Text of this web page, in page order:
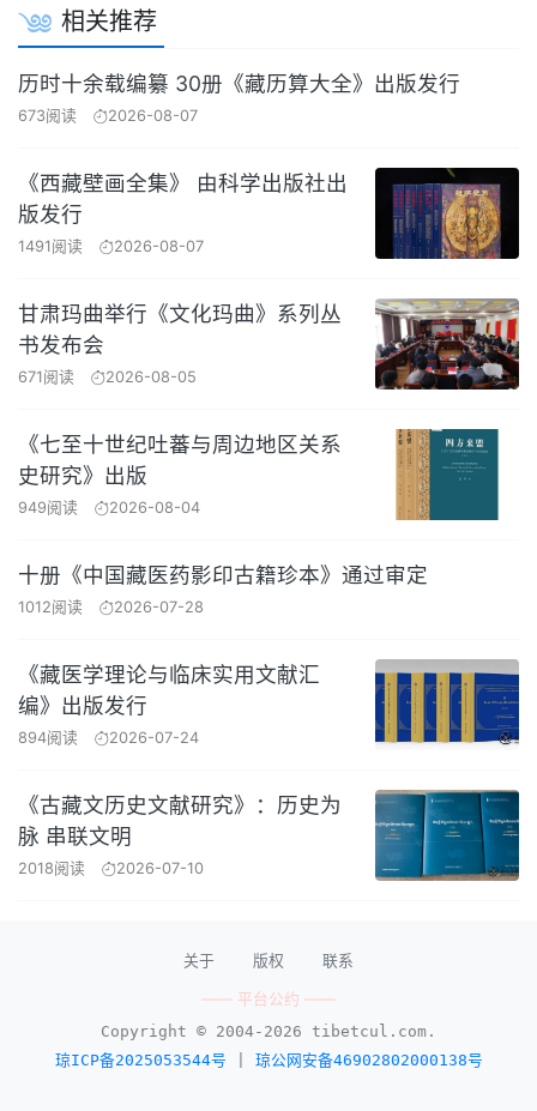
相关推荐
历时十余载编纂 30册《藏历算大全》出版发行
673阅读 2026-08-07
《西藏壁画全集》 由科学出版社出
版发行
1491阅读 2026-08-07
甘肃玛曲举行《文化玛曲》系列丛
书发布会
671阅读 2026-08-05
《七至十世纪吐蕃与周边地区关系
史研究》出版
949阅读 2026-08-04
十册《中国藏医药影印古籍珍本》通过审定
1012阅读 2026-07-28
《藏医学理论与临床实用文献汇
编》出版发行
894阅读 2026-07-24
《古藏文历史文献研究》：历史为
脉 串联文明
2018阅读 2026-07-10
关于 版权 联系
—— 平台公约 ——
Copyright © 2004-2026 tibetcul.com.
琼ICP备2025053544号
琼公网安备46902802000138号